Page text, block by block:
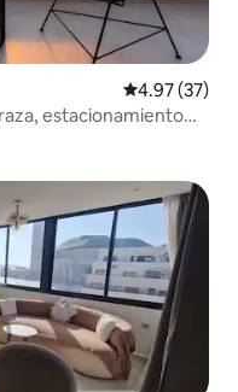
Calificación
4.97 (37)
estacionamiento